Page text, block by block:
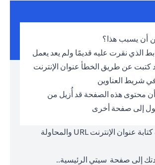
أن يسبب هذا؟
الذي نقرت عليه قديمًا ولم يعد يعمل
كتبت عن طريق الخطأ عنوان الإنترنت
محتوى هذه الصفحة قد أُزيل من
إلى صفحة أخرى
يمكنك إعادة كتابة عنوان الإنترنت URL والمحاولة
إلى صفحة سيتي الرئيسية..